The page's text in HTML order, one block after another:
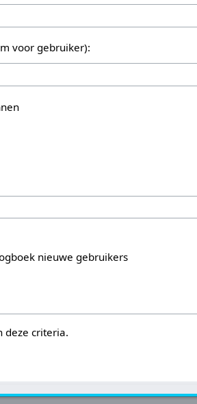
voor gebruiker):
nieuwe gebruikers
deze criteria.